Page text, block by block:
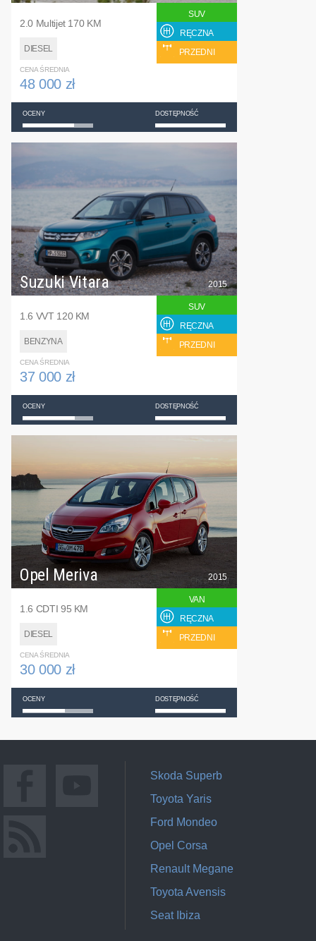
2.0 Multijet 170 KM
DIESEL
SUV
RĘCZNA
PRZEDNI
CENA ŚREDNIA
48 000 zł
OCENY DOSTĘPNOŚĆ
Suzuki Vitara
1.6 VVT 120 KM
BENZYNA
2015
SUV
RĘCZNA
PRZEDNI
CENA ŚREDNIA
37 000 zł
OCENY DOSTĘPNOŚĆ
Opel Meriva
1.6 CDTI 95 KM
DIESEL
2015
VAN
RĘCZNA
PRZEDNI
CENA ŚREDNIA
30 000 zł
OCENY DOSTĘPNOŚĆ
Skoda Superb
Toyota Yaris
Ford Mondeo
Opel Corsa
Renault Megane
Toyota Avensis
Seat Ibiza